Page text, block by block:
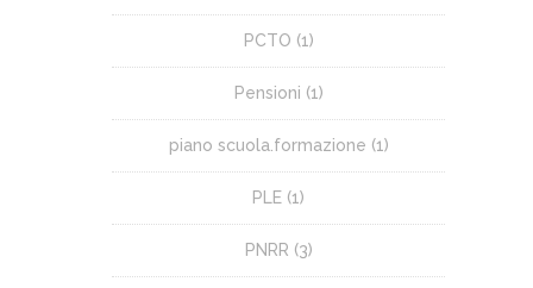
PCTO (1)
Pensioni (1)
piano scuola.formazione (1)
PLE (1)
PNRR (3)